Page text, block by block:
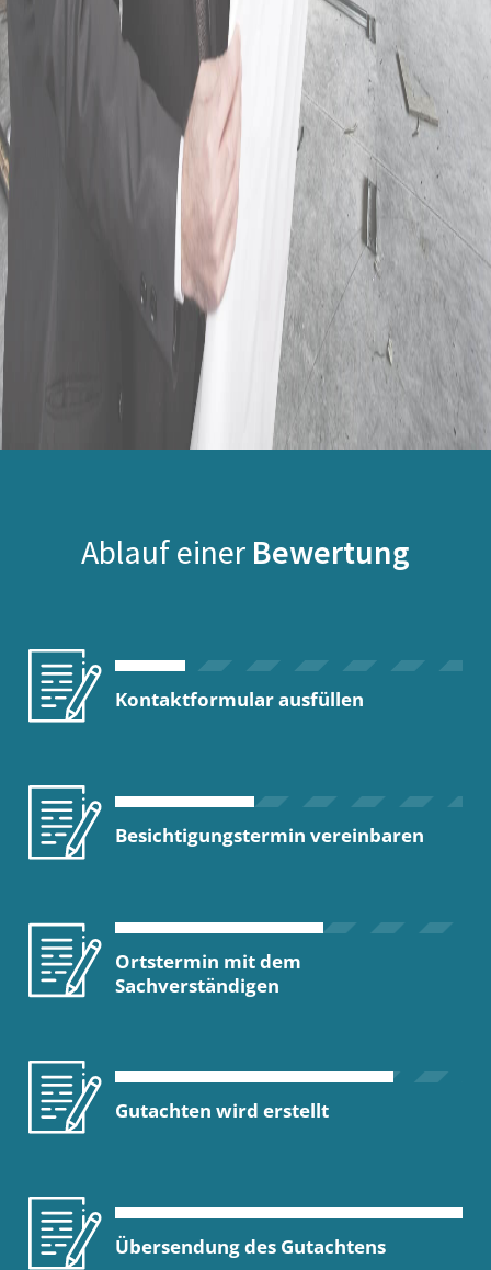
Ablauf einer Bewertung
Kontaktformular ausfüllen
Besichtigungstermin vereinbaren
Ortstermin mit dem
Sachverständigen
Gutachten wird erstellt
Übersendung des Gutachtens